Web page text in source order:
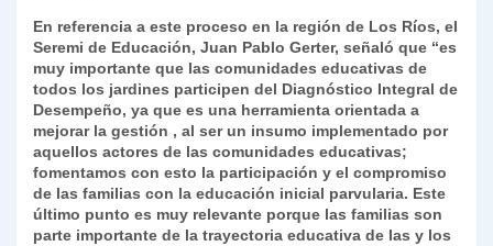
En referencia a este proceso en la región de Los Ríos, el
Seremi de Educación, Juan Pablo Gerter, señaló que “es
muy importante que las comunidades educativas de
todos los jardines participen del Diagnóstico Integral de
Desempeño, ya que es una herramienta orientada a
mejorar la gestión , al ser un insumo implementado por
aquellos actores de las comunidades educativas;
fomentamos con esto la participación y el compromiso
de las familias con la educación inicial parvularia. Este
último punto es muy relevante porque las familias son
parte importante de la trayectoria educativa de las y los